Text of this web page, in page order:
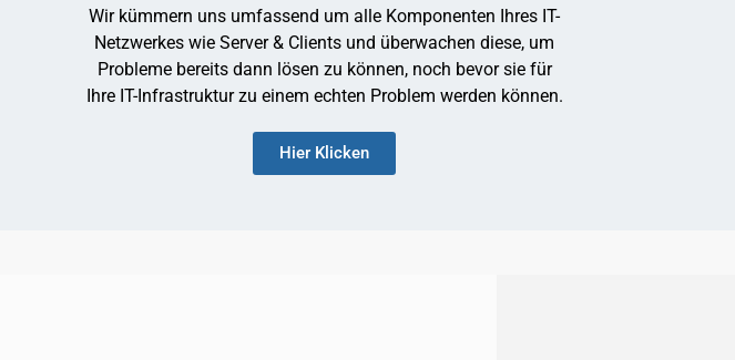
Wir kümmern uns umfassend um alle Komponenten Ihres IT-
Netzwerkes wie Server & Clients und überwachen diese, um
Probleme bereits dann lösen zu können, noch bevor sie für
Ihre IT-Infrastruktur zu einem echten Problem werden können.
Hier Klicken